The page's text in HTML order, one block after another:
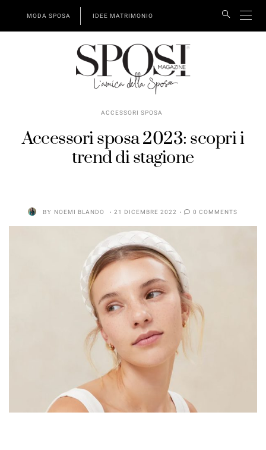
MODA SPOSA IDEE MATRIMONIO
ACCESSORI SPOSA
Accessori sposa 2023: scopri i
trend di stagione
BY NOEMI BLANDO 21 DICEMBRE 2022 0 COMMENTS